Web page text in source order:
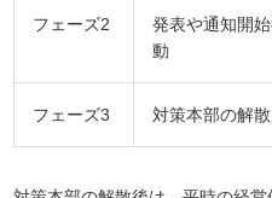
フェーズ2
発表や通知開
動
フェーズ3 対策本部の解